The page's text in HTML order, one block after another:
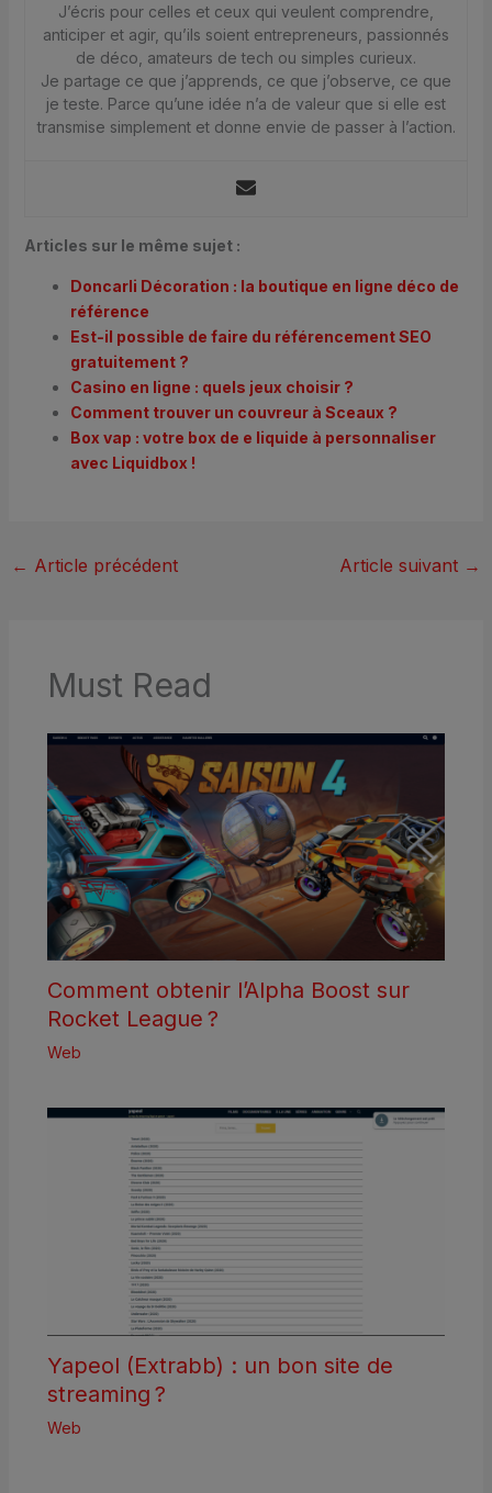
J’écris pour celles et ceux qui veulent comprendre,
anticiper et agir, qu’ils soient entrepreneurs, passionnés
de déco, amateurs de tech ou simples curieux.
Je partage ce que j’apprends, ce que j’observe, ce que
je teste. Parce qu’une idée n’a de valeur que si elle est
transmise simplement et donne envie de passer à l’action.
Articles sur le même sujet :
Doncarli Décoration : la boutique en ligne déco de
référence
Est-il possible de faire du référencement SEO
gratuitement ?
Casino en ligne : quels jeux choisir ?
Comment trouver un couvreur à Sceaux ?
Box vap : votre box de e liquide à personnaliser
avec Liquidbox !
← Article précédent Article suivant →
Must Read
Comment obtenir l’Alpha Boost sur
Rocket League ?
Web
Yapeol (Extrabb) : un bon site de
streaming ?
Web